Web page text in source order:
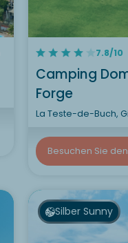
7.8/10
Camping
Forge
La Teste-de-Buch,
Besuchen Sie
Silber Sunny